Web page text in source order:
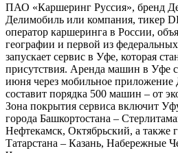
ПАО «Каршеринг Руссия», бренд
Делимобиль или компания, тикер
оператор каршеринга в России,
географии и первой из
запускает сервис в Уфе, которая
присутствия. Аренда машин в Уфе
июня через мобильное
составит порядка 500 машин – от
Зона покрытия сервиса включит
города Башкортостана –
Нефтекамск, Октябрьский, а также
Татарстана – Казань, Набережные